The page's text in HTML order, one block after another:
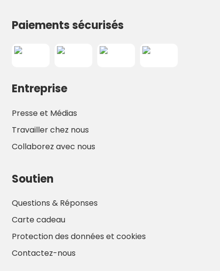
Paiements sécurisés
Entreprise
Presse et Médias
Travailler chez nous
Collaborez avec nous
Soutien
Questions & Réponses
Carte cadeau
Protection des données et cookies
Contactez-nous